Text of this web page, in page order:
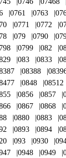
0761 0763
0771 0772
079 0790
0799 082
083 0833
08388
0848 08512
0856 0857
0867 0868
0880 0883
0893 0894
093 0930
0948 0949